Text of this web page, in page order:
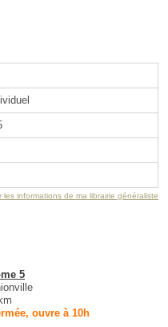
les informations de ma librairie généraliste
5
ouvre à 10h